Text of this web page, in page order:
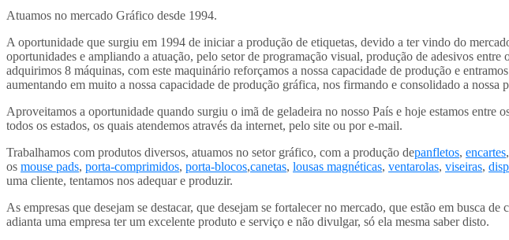
Atuamos no mercado Gráfico desde 1994.
A oportunidade que surgiu em 1994 de iniciar a produção de etiquetas, devido a ter vindo do
oportunidades e ampliando a atuação, pelo setor de programação visual, produção de adesivos
adquirimos 8 máquinas, com este maquinário reforçamos a nossa capacidade de produção e
aumentando em muito a nossa capacidade de produção gráfica, nos firmando e consolidado a nossa
Aproveitamos a oportunidade quando surgiu o imã de geladeira no nosso País e hoje estamos
todos os estados, os quais atendemos através da internet, pelo site ou por e-mail.
Trabalhamos com produtos diversos, atuamos no setor gráfico, com a produção depanfletos, encartes,
os mouse pads, porta-comprimidos, porta-blocos,canetas, lousas magnéticas, ventarolas, viseiras,
uma cliente, tentamos nos adequar e produzir.
As empresas que desejam se destacar, que desejam se fortalecer no mercado, que estão em busca
adianta uma empresa ter um excelente produto e serviço e não divulgar, só ela mesma saber disto.